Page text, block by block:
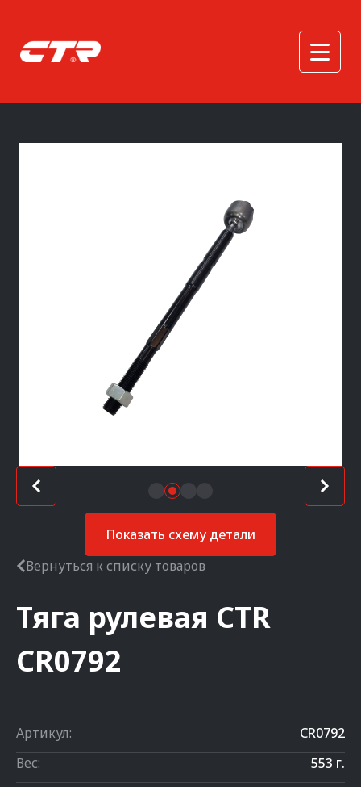
Показать схему детали
Вернуться к списку товаров
Тяга рулевая CTR
CR0792
Артикул:
CR0792
Вес:
553 г.